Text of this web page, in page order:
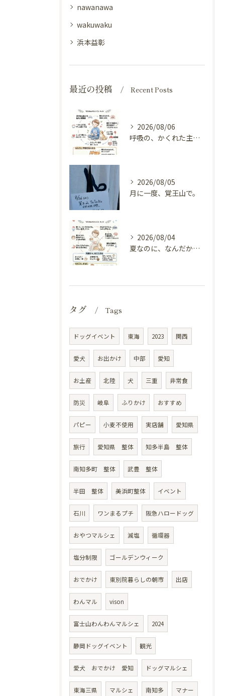
nawanawa
wakuwaku
浜本益彰
最近の投稿 Recent Posts
2026/08/06
呼吸の、かくれた主役（横隔膜と自律神経）
2026/08/05
月に一度、覚王山で。
2026/08/04
夏なのに、なんだか冷えてる（内臓の冷えと自律神経）
タグ Tags
ドッグイベント 東海 2023 関西
愛犬 お出かけ 中部 愛知
お土産 北陸 犬 三重 非常食
防災 岐阜 ふりかけ おすすめ
パピー 小麦不使用 実店舗 愛知県
旅行 愛知県 整体 知多半島 整体
南知多町 整体 武豊 整体
半田 整体 美浜町整体 イベント
石川 ワンまるプチ 阪急ハロードッグ
おやつマルシェ 減塩 循環器
塩分制限 ゴールデンウィーク
おでかけ 東別院暮らしの朝市 出店
わんマル vison
富士山わんわんマルシェ 2024
静岡ドッグイベント 観光
愛犬 おでかけ 愛知 ドッグマルシェ
東海三県 マルシェ 南知多 マナー